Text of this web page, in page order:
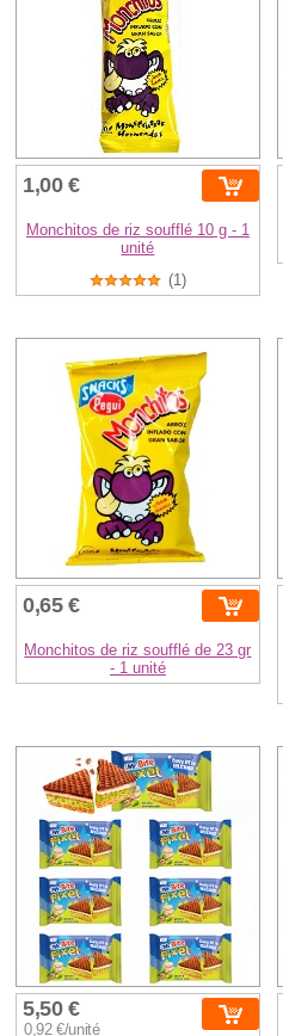
1,00 €
Monchitos de riz soufflé 10 g - 1
unité
(1)
0,65 €
Monchitos de riz soufflé de 23 gr
- 1 unité
5,50 €
0,92 €/unité